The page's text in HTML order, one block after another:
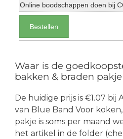
Online boodschappen doen bij
Bestellen
Waar is de
bakken & braden
De huidige prijs is €1.07 bij
van Blue Band Voor
pakje is soms per maand
het artikel in de folder